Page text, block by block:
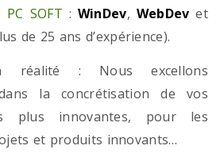
PC SOFT : WinDev, WebDev et
de 25 ans d’expérience).
: Nous excellons
la concrétisation de vos
plus innovantes, pour les
et produits innovants…